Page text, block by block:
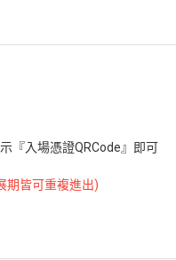
『入場憑證QRCode』即可
期皆可重複進出)